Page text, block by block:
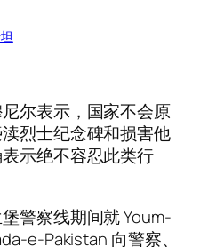
尔表示，国家不会原
烈士纪念碑和损害他
示绝不容忍此类行
警察线期间就 Youm-
e-Pakistan 向警察、